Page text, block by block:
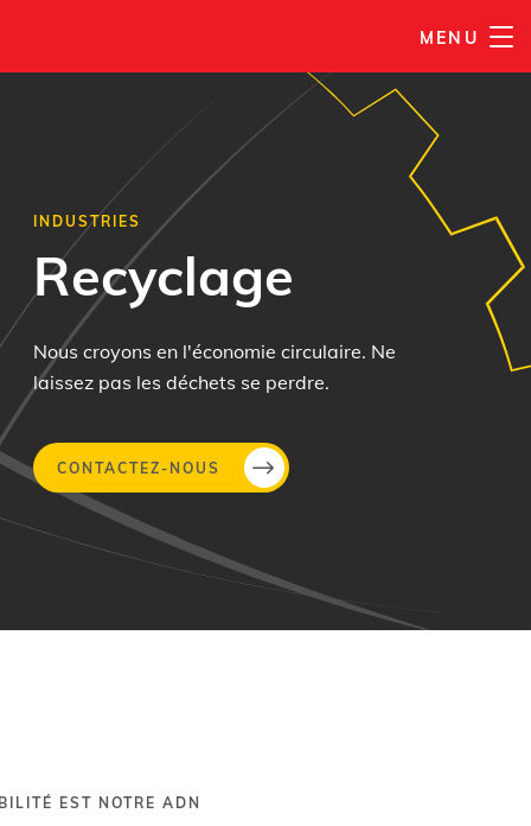
MENU
INDUSTRIES
Recyclage
Nous croyons en l'économie circulaire. Ne
laissez pas les déchets se perdre.
CONTACTEZ-NOUS
EST NOTRE ADN